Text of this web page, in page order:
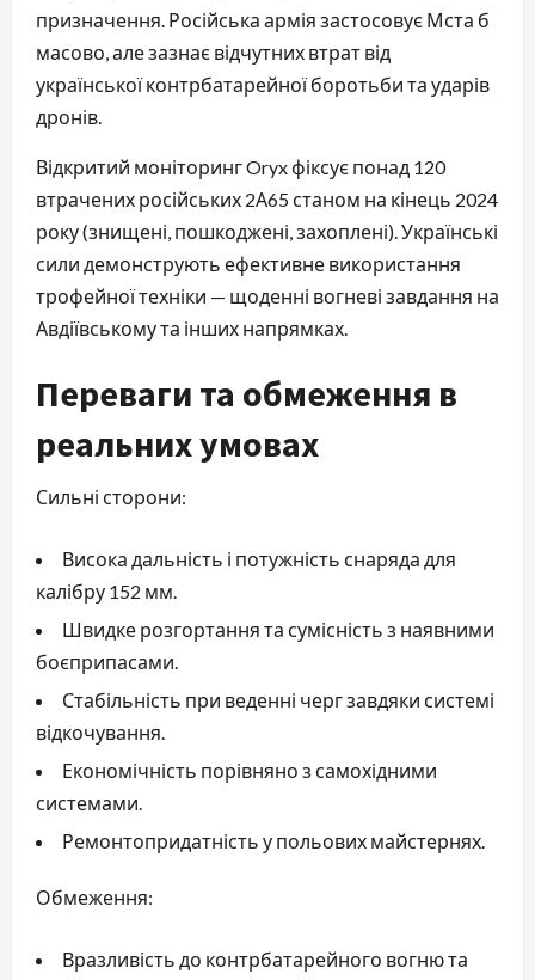
призначення. Російська армія застосовує Мста б
масово, але зазнає відчутних втрат від
української контрбатарейної боротьби та ударів
дронів.
Відкритий моніторинг Oryx фіксує понад 120
втрачених російських 2А65 станом на кінець 2024
року (знищені, пошкоджені, захоплені). Українські
сили демонструють ефективне використання
трофейної техніки — щоденні вогневі завдання на
Авдіївському та інших напрямках.
Переваги та обмеження в
реальних умовах
Сильні сторони:
Висока дальність і потужність снаряда для
калібру 152 мм.
Швидке розгортання та сумісність з наявними
боєприпасами.
Стабільність при веденні черг завдяки системі
відкочування.
Економічність порівняно з самохідними
системами.
Ремонтопридатність у польових майстернях.
Обмеження:
Вразливість до контрбатарейного вогню та